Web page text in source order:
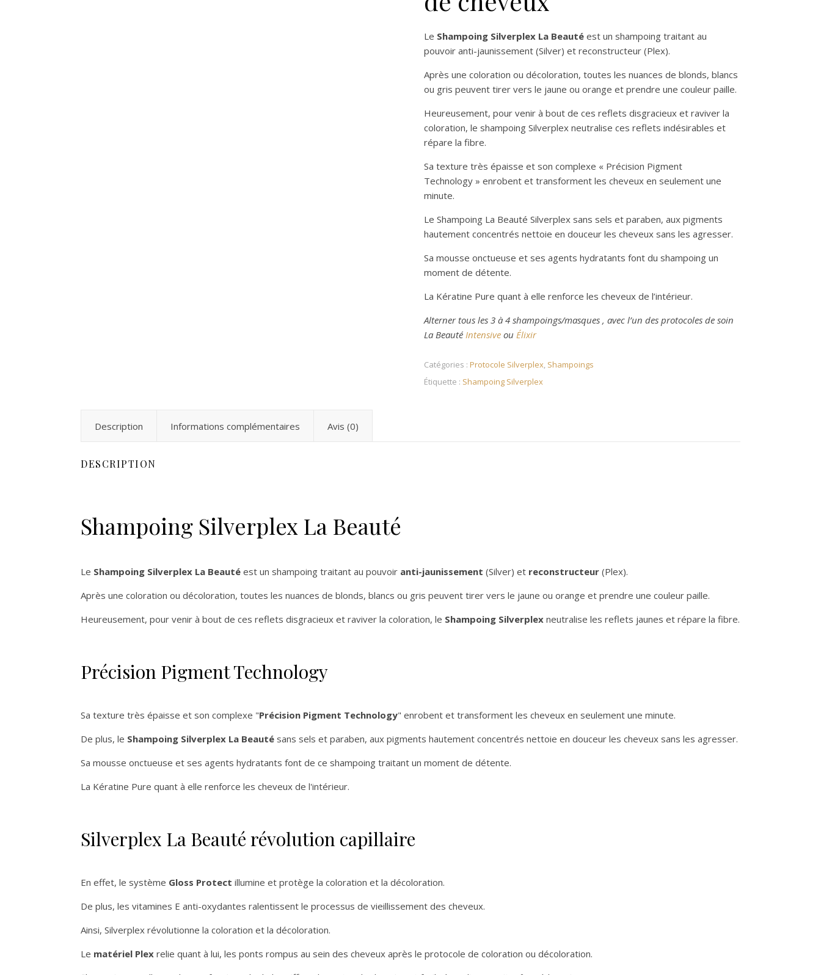
Le Shampoing Silverplex La Beautéest un shampoing traitant au
pouvoir anti-jaunissement (Silver) et reconstructeur (Plex).
Après une coloration ou décoloration, toutes les nuances de blonds, blancs
ou gris peuvent tirer vers le jaune ou orange et prendre une couleur paille.
Heureusement, pour venir à bout de ces reflets disgracieux et raviver la
coloration, le shampoing Silverplex neutralise ces reflets indésirables et
répare la fibre.
Sa texture très épaisse et son complexe « Précision Pigment
Technology » enrobent et transforment les cheveux en seulement une
minute.
Le Shampoing La Beauté Silverplex sans sels et paraben, aux pigments
hautement concentrés nettoie en douceur les cheveux sans les agresser.
Sa mousse onctueuse et ses agents hydratants font du shampoing un
moment de détente.
La Kératine Pure quant à elle renforce les cheveux de l’intérieur.
Alterner tous les 3 à 4 shampoings/masques , avec l’un des protocoles de soin
La BeautéIntensiveou Élixir
Catégories : Protocole Silverplex, Shampoings
Étiquette : Shampoing Silverplex
Description Informations complémentaires Avis (0)
DESCRIPTION
Shampoing Silverplex La Beauté
Le Shampoing Silverplex La Beauté est un shampoing traitant au pouvoir anti-jaunissement (Silver) et reconstructeur (Plex).
Après une coloration ou décoloration, toutes les nuances de blonds, blancs ou gris peuvent tirer vers le jaune ou orange et prendre une couleur paille.
Heureusement, pour venir à bout de ces reflets disgracieux et raviver la coloration, le Shampoing Silverplex neutralise les reflets jaunes et répare la fibre.
Précision Pigment Technology
Sa texture très épaisse et son complexe "Précision Pigment Technology" enrobent et transforment les cheveux en seulement une minute.
De plus, le Shampoing Silverplex La Beauté sans sels et paraben, aux pigments hautement concentrés nettoie en douceur les cheveux sans les agresser.
Sa mousse onctueuse et ses agents hydratants font de ce shampoing traitant un moment de détente.
La Kératine Pure quant à elle renforce les cheveux de l'intérieur.
Silverplex La Beauté révolution capillaire
En effet, le système Gloss Protect illumine et protège la coloration et la décoloration.
De plus, les vitamines E anti-oxydantes ralentissent le processus de vieillissement des cheveux.
Ainsi, Silverplex révolutionne la coloration et la décoloration.
Le matériel Plex relie quant à lui, les ponts rompus au sein des cheveux après le protocole de coloration ou décoloration.